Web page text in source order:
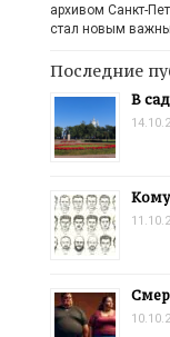
архивом Санкт-
стал новым
Последние
В
Кому